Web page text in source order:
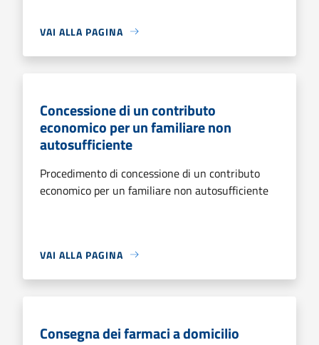
VAI ALLA PAGINA
Concessione di un contributo
economico per un familiare non
autosufficiente
Procedimento di concessione di un contributo
economico per un familiare non autosufficiente
VAI ALLA PAGINA
Consegna dei farmaci a domicilio